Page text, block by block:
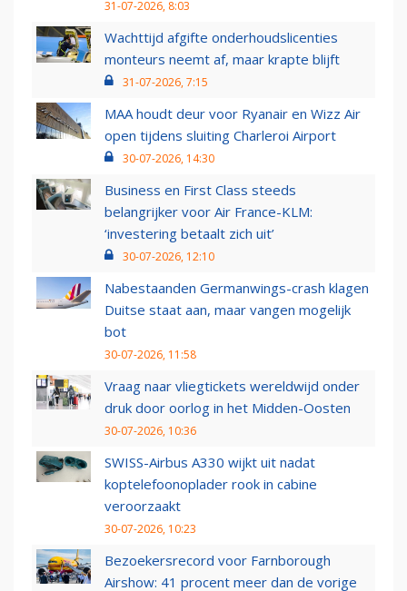
31-07-2026, 8:03
Wachttijd afgifte onderhoudslicenties
monteurs neemt af, maar krapte blijft
31-07-2026, 7:15
MAA houdt deur voor Ryanair en Wizz Air
open tijdens sluiting Charleroi Airport
30-07-2026, 14:30
Business en First Class steeds
belangrijker voor Air France-KLM:
‘investering betaalt zich uit’
30-07-2026, 12:10
Nabestaanden Germanwings-crash klagen
Duitse staat aan, maar vangen mogelijk
bot
30-07-2026, 11:58
Vraag naar vliegtickets wereldwijd onder
druk door oorlog in het Midden-Oosten
30-07-2026, 10:36
SWISS-Airbus A330 wijkt uit nadat
koptelefoonoplader rook in cabine
veroorzaakt
30-07-2026, 10:23
Bezoekersrecord voor Farnborough
Airshow: 41 procent meer dan de vorige